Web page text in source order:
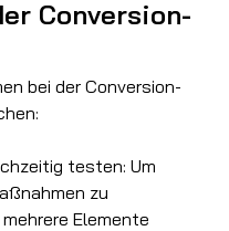
Conversion-
bei der Conversion-
testen: Um
zu
Elemente